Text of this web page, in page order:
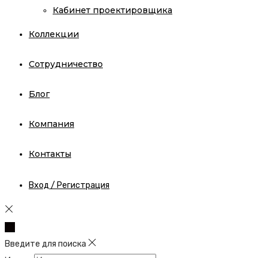
Кабинет проектировщика
Коллекции
Сотрудничество
Блог
Компания
Контакты
Вход / Регистрация
Введите для поиска